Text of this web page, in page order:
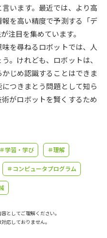
受験スケジュールを立てよう
テレメール全国一斉進学調査
夢ナビライブ
います。最近では、より高
を高い精度で予測する「デ
注目を集めています。
を尋ねるロボットでは、人
。けれども、ロボットは、
じめ認識することはできま
つきまとう問題として知ら
がロボットを賢くするため
＃学習・学び ＃理解
＃コンピュータプログラム
としてご理解ください。
応しておりません。